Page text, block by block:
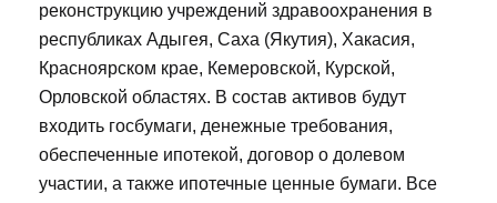
реконструкцию учреждений здравоохранения в
республиках Адыгея, Саха (Якутия), Хакасия,
Красноярском крае, Кемеровской, Курской,
Орловской областях. В состав активов будут
входить госбумаги, денежные требования,
обеспеченные ипотекой, договор о долевом
участии, а также ипотечные ценные бумаги. Все